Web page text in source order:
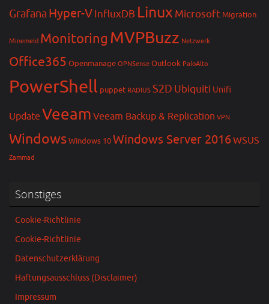
Grafana Hyper-VInfluxDB Linux Microsoft Migration
Minemeld Monitoring MVPBuzz Netzwerk
Office365 Openmanage OPNSense Outlook PaloAlto
PowerShell puppet RADIUS S2D Ubiquiti Unifi
Update Veeam Veeam Backup & Replication VPN
WindowsWindows 10Windows Server 2016WSUS
Zammad
Sonstiges
Cookie-Richtlinie
Cookie-Richtlinie
Datenschutzerklärung
Haftungsausschluss (Disclaimer)
Impressum